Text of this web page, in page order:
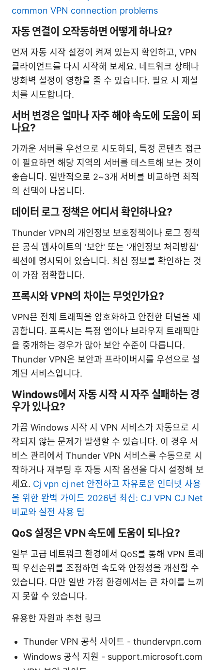
common VPN connection problems
자동 연결이 오작동하면 어떻게 하나요?
먼저 자동 시작 설정이 켜져 있는지 확인하고, VPN
클라이언트를 다시 시작해 보세요. 네트워크 상태나
방화벽 설정이 영향을 줄 수 있습니다. 필요 시 재설
치를 시도합니다.
서버 변경은 얼마나 자주 해야 속도에 도움이 되
나요?
가까운 서버를 우선으로 시도하되, 특정 콘텐츠 접근
이 필요하면 해당 지역의 서버를 테스트해 보는 것이
좋습니다. 일반적으로 2~3개 서버를 비교하면 최적
의 선택이 나옵니다.
데이터 로그 정책은 어디서 확인하나요?
Thunder VPN의 개인정보 보호정책이나 로그 정책
은 공식 웹사이트의 '보안' 또는 '개인정보 처리방침'
섹션에 명시되어 있습니다. 최신 정보를 확인하는 것
이 가장 정확합니다.
프록시와 VPN의 차이는 무엇인가요?
VPN은 전체 트래픽을 암호화하고 안전한 터널을 제
공합니다. 프록시는 특정 앱이나 브라우저 트래픽만
을 중개하는 경우가 많아 보안 수준이 다릅니다.
Thunder VPN은 보안과 프라이버시를 우선으로 설
계된 서비스입니다.
Windows에서 자동 시작 시 자주 실패하는 경
우가 있나요?
가끔 Windows 시작 시 VPN 서비스가 자동으로 시
작되지 않는 문제가 발생할 수 있습니다. 이 경우 서
비스 관리에서 Thunder VPN 서비스를 수동으로 시
작하거나 재부팅 후 자동 시작 옵션을 다시 설정해 보
세요. Cj vpn cj net 안전하고 자유로운 인터넷 사용
을 위한 완벽 가이드 2026년 최신: CJ VPN CJ Net
비교와 실전 사용 팁
QoS 설정은 VPN 속도에 도움이 되나요?
일부 고급 네트워크 환경에서 QoS를 통해 VPN 트래
픽 우선순위를 조정하면 속도와 안정성을 개선할 수
있습니다. 다만 일반 가정 환경에서는 큰 차이를 느끼
지 못할 수 있습니다.
유용한 자원과 추천 링크
Thunder VPN 공식 사이트 - thundervpn.com
Windows 공식 지원 - support.microsoft.com